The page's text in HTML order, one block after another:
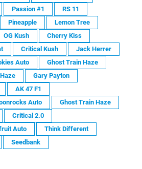
Passion #1
RS 11
Pineapple
Lemon Tree
OG Kush
Cherry Kiss
Critical Kush
Jack Herrer
Auto
Ghost Train Haze
Gary Payton
AK 47 F1
Auto
Ghost Train Haze
Critical 2.0
Auto
Think Different
Seedbank